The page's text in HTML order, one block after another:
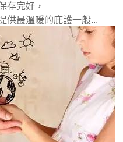
存完好，
供最溫暖的庇護一般...